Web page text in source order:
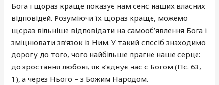
Бога і щораз краще показує нам сенс наших власних
відповідей. Розуміючи їх щораз краще, можемо
щораз вільніше відповідати на самооб’явлення Бога і
зміцнювати зв’язок із Ним. У такий спосіб знаходимо
дорогу до того, чого найбільше прагне наше серце:
до зростання любові, як з’єднує нас с Богом (Пс. 63,
1), а через Нього – з Божим Народом.